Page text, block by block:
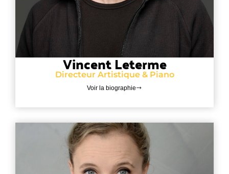
Vincent Leterme
Directeur Artistique & Piano
Voir la biographie